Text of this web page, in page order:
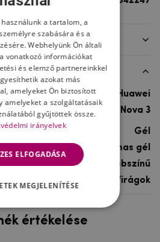
Huawei
Huawei Nova 3
Gél
rugalmas gél
többszínű
Virágok
értékelése
a tartalom, a
szabására és a
Webhelyünk Ön általi
vonatkozó információkat
és elemző partnereinkkel
azokat más
amelyeket Ön biztosított
amelyeket a szolgáltatásaik
gyűjtöttek össze.
irányelvek
ELFOGADÁSA
MEGJELENÍTÉSE